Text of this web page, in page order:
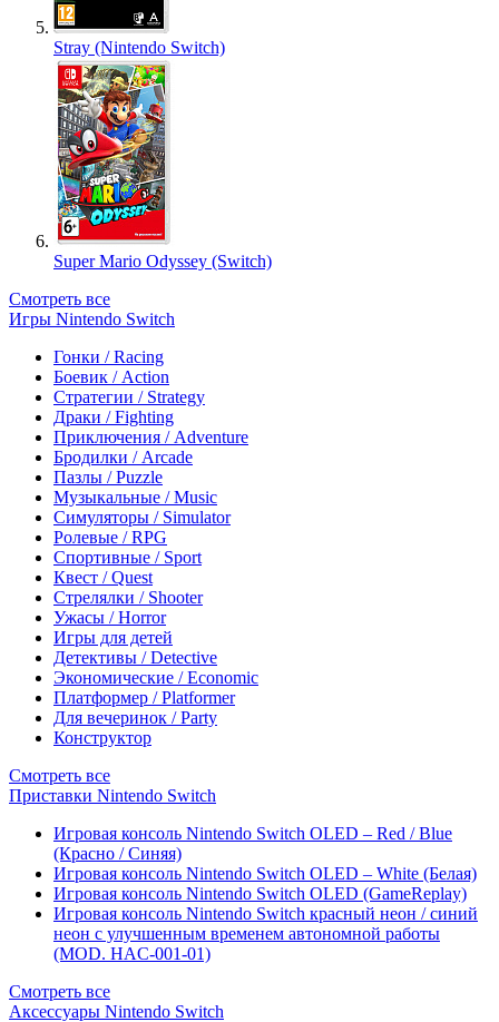
Stray (Nintendo Switch)
Super Mario Odyssey (Switch)
Смотреть все
Игры Nintendo Switch
Гонки / Racing
Боевик / Action
Стратегии / Strategy
Драки / Fighting
Приключения / Adventure
Бродилки / Arcade
Пазлы / Puzzle
Музыкальные / Music
Симуляторы / Simulator
Ролевые / RPG
Спортивные / Sport
Квест / Quest
Стрелялки / Shooter
Ужасы / Horror
Игры для детей
Детективы / Detective
Экономические / Economic
Платформер / Platformer
Для вечеринок / Party
Конструктор
Смотреть все
Приставки Nintendo Switch
Игровая консоль Nintendo Switch OLED – Red / Blue
(Красно / Синяя)
Игровая консоль Nintendo Switch OLED – White (Белая)
Игровая консоль Nintendo Switch OLED (GameReplay)
Игровая консоль Nintendo Switch красный неон / синий
неон с улучшенным временем автономной работы
(MOD. HAC-001-01)
Смотреть все
Аксессуары Nintendo Switch